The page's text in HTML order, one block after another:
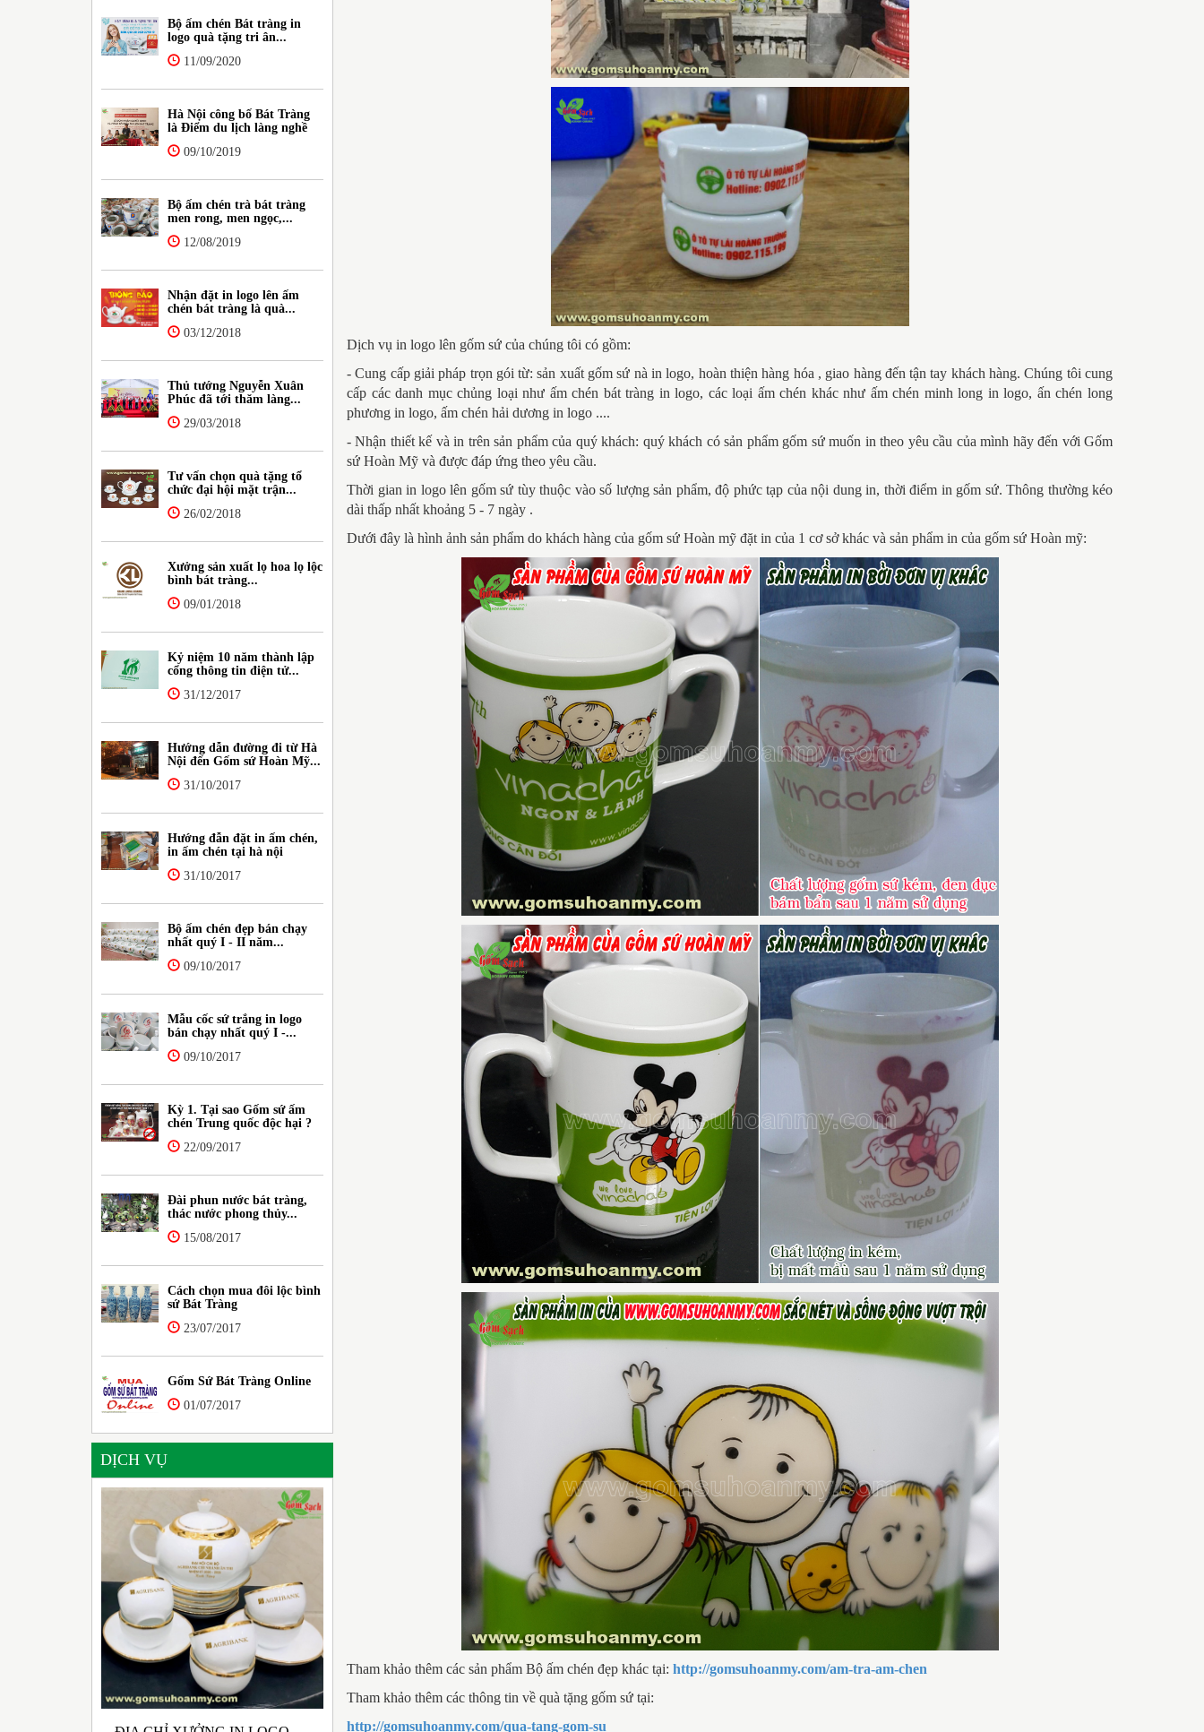
Bộ ấm chén Bát tràng in
logo quà tặng tri ân...
11/09/2020
Hà Nội công bố Bát Tràng
là Điểm du lịch làng nghề
09/10/2019
Bộ ấm chén trà bát tràng
men rong, men ngọc,...
12/08/2019
Nhận đặt in logo lên ấm
chén bát tràng là quà...
03/12/2018
Thủ tướng Nguyễn Xuân
Phúc đã tới thăm làng...
29/03/2018
Tư vấn chọn quà tặng tổ
chức đại hội mặt trận...
26/02/2018
Xưởng sản xuất lọ hoa lọ lộc
bình bát tràng...
09/01/2018
Kỷ niệm 10 năm thành lập
cổng thông tin điện tử...
31/12/2017
Hướng dẫn đường đi từ Hà
Nội đến Gốm sứ Hoàn Mỹ...
31/10/2017
Hướng đẫn đặt in ấm chén,
in ấm chén tại hà nội
31/10/2017
Bộ ấm chén đẹp bán chạy
nhất quý I - II năm...
09/10/2017
Mẫu cốc sứ trắng in logo
bán chạy nhất quý I -...
09/10/2017
Kỳ 1. Tại sao Gốm sứ ấm
chén Trung quốc độc hại ?
22/09/2017
Đài phun nước bát tràng,
thác nước phong thủy...
15/08/2017
Cách chọn mua đôi lộc bình
sứ Bát Tràng
23/07/2017
Gốm Sứ Bát Tràng Online
01/07/2017
DỊCH VỤ
Dịch vụ in logo lên gốm sứ của chúng tôi có gồm:
- Cung cấp giải pháp trọn gói từ: sản xuất gốm sứ nà in logo, hoàn thiện hàng hóa , giao hàng đến tận tay khách hàng. Chúng tôi cung
cấp các danh mục chủng loại như ấm chén bát tràng in logo, các loại ấm chén khác như ấm chén minh long in logo, ấn chén long
phương in logo, ấm chén hải dương in logo ....
- Nhận thiết kế và in trên sản phẩm của quý khách: quý khách có sản phẩm gốm sứ muốn in theo yêu cầu của mình hãy đến với Gốm
sứ Hoàn Mỹ và được đáp ứng theo yêu cầu.
Thời gian in logo lên gốm sứ tùy thuộc vào số lượng sản phẩm, độ phức tạp của nội dung in, thời điểm in gốm sứ. Thông thường kéo
dài thấp nhất khoảng 5 - 7 ngày .
Dưới đây là hình ảnh sản phẩm do khách hàng của gốm sứ Hoàn mỹ đặt in của 1 cơ sở khác và sản phẩm in của gốm sứ Hoàn mỹ:
Tham khảo thêm các sản phẩm Bộ ấm chén đẹp khác tại: http://gomsuhoanmy.com/am-tra-am-chen
Tham khảo thêm các thông tin về quà tặng gốm sứ tại:
http://gomsuhoanmy.com/qua-tang-gom-su